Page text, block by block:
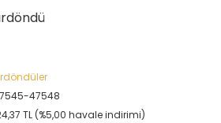
47548
TL (%5,00 havale indirimi)